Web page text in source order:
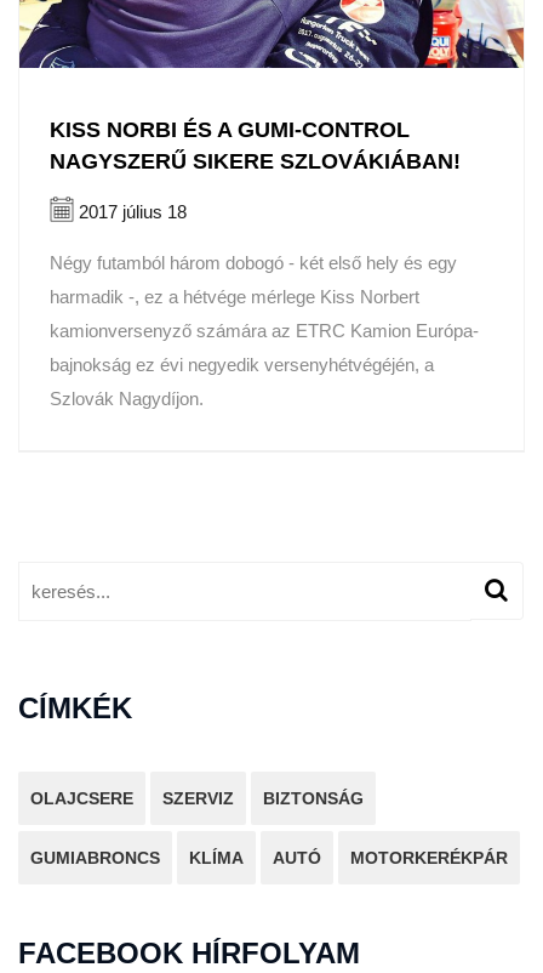
KISS NORBI ÉS A GUMI-CONTROL
NAGYSZERŰ SIKERE SZLOVÁKIÁBAN!
2017 július 18
Négy futamból három dobogó - két első hely és egy
harmadik -, ez a hétvége mérlege Kiss Norbert
kamionversenyző számára az ETRC Kamion Európa-
bajnokság ez évi negyedik versenyhétvégéjén, a
Szlovák Nagydíjon.
CÍMKÉK
OLAJCSERE SZERVIZ BIZTONSÁG
GUMIABRONCS KLÍMA AUTÓ MOTORKERÉKPÁR
FACEBOOK HÍRFOLYAM